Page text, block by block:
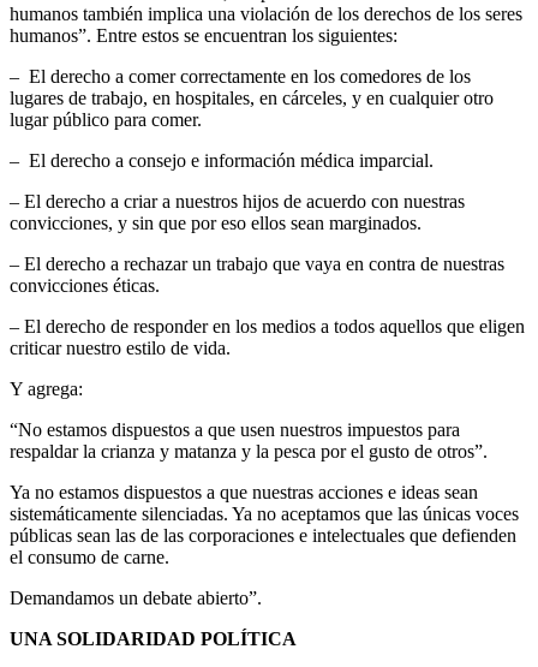
humanos también implica una violación de los derechos de los seres
humanos”. Entre estos se encuentran los siguientes:
– El derecho a comer correctamente en los comedores de los
lugares de trabajo, en hospitales, en cárceles, y en cualquier otro
lugar público para comer.
– El derecho a consejo e información médica imparcial.
– El derecho a criar a nuestros hijos de acuerdo con nuestras
convicciones, y sin que por eso ellos sean marginados.
– El derecho a rechazar un trabajo que vaya en contra de nuestras
convicciones éticas.
– El derecho de responder en los medios a todos aquellos que eligen
criticar nuestro estilo de vida.
Y agrega:
“No estamos dispuestos a que usen nuestros impuestos para
respaldar la crianza y matanza y la pesca por el gusto de otros”.
Ya no estamos dispuestos a que nuestras acciones e ideas sean
sistemáticamente silenciadas. Ya no aceptamos que las únicas voces
públicas sean las de las corporaciones e intelectuales que defienden
el consumo de carne.
Demandamos un debate abierto”.
UNA SOLIDARIDAD POLÍTICA